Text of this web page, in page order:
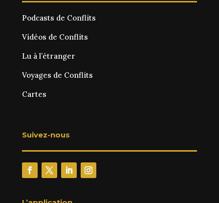
Podcasts de Conflits
Vidéos de Conflits
Lu à l’étranger
Voyages de Conflits
Cartes
Suivez-nous